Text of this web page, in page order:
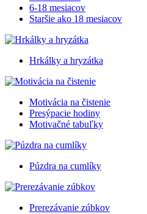
6-18 mesiacov
Staršie ako 18 mesiacov
Hrkálky a hryzátka
Motivácia na čistenie
Presýpacie hodiny
Motivačné tabuľky
Púzdra na cumlíky
Prerezávanie zúbkov